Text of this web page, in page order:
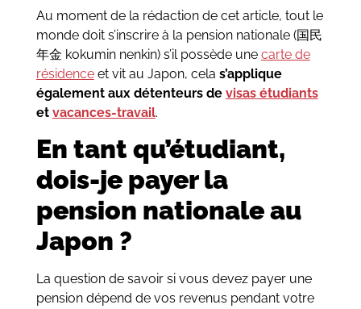
Au moment de la rédaction de cet article, tout le
monde doit s’inscrire à la pension nationale (国民
年金 kokumin nenkin) s’il possède une carte de
résidenceet vit au Japon, cela s’applique
également aux détenteurs de visas étudiants
et vacances-travail.
En tant qu’étudiant,
dois-je payer la
pension nationale au
Japon ?
La question de savoir si vous devez payer une
pension dépend de vos revenus pendant votre